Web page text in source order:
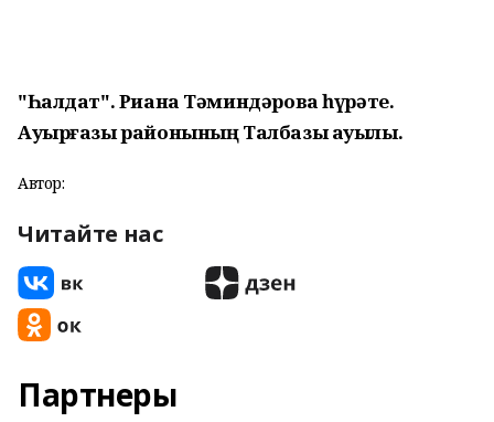
"Һалдат". Риана Тәминдәрова һүрәте.
Ауырғазы районының Талбазы ауылы.
Автор:
Читайте нас
Партнеры